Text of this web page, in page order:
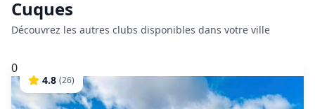
Cuques
Découvrez les autres clubs disponibles dans votre ville
0
4.8 (26)